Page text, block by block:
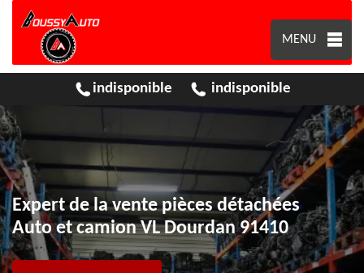
MENU
indisponible indisponible
Expert de la vente pièces détachées
Auto et camion VL Dourdan 91410